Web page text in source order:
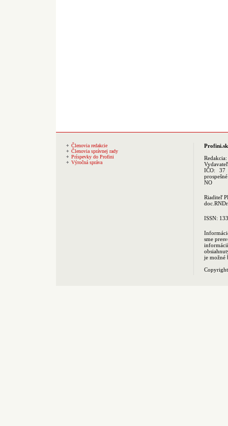
Členovia redakcie
Členovia správnej rady
Príspevky do Profini
Výročná správa
Profini.sk
Redakcia:
IČO: 37
NO
Riaditeľ
ISSN:
sme
je možné